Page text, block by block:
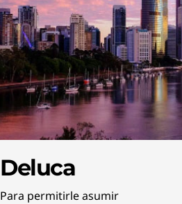
Deluca
Para permitirle asumir